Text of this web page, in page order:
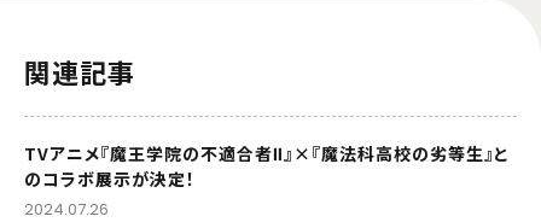
関連記事
TVアニメ『魔王学院の不適合者Ⅱ』×『魔法科高校の劣等生』と
のコラボ展示が決定！
2024.07.26